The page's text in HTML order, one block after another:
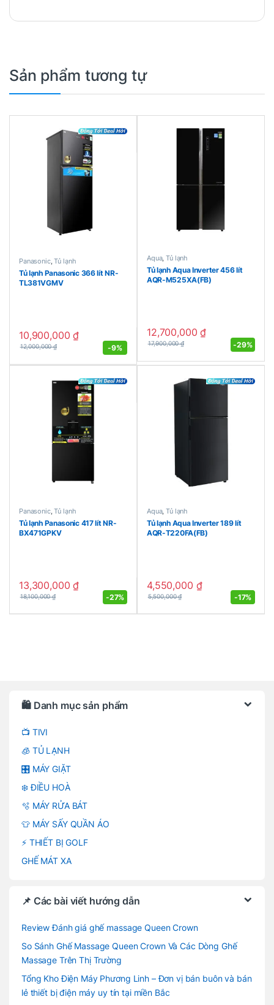
Sản phẩm tương tự
Panasonic,Tủ lạnh
Tủ lạnh Panasonic 366 lít NR-
TL381VGMV
10,900,000₫
12,000,000₫ -9%
Aqua,Tủ lạnh
Tủ lạnh Aqua Inverter 456 lít
AQR-M525XA(FB)
12,700,000₫
17,900,000₫ -29%
Panasonic,Tủ lạnh
Tủ lạnh Panasonic 417 lít NR-
BX471GPKV
13,300,000₫
18,100,000₫ -27%
Aqua,Tủ lạnh
Tủ lạnh Aqua Inverter 189 lít
AQR-T220FA(FB)
4,550,000 ₫
5,500,000₫ -17%
🛍️ Danh mục sản phẩm
📺 TIVI
🧊 TỦ LẠNH
🎛️ MÁY GIẶT
❄️ ĐIỀU HOÀ
🫧 MÁY RỬA BÁT
👕 MÁY SẤY QUẦN ÁO
⚡ THIẾT BỊ GOLF
GHẾ MÁT XA
📌 Các bài viết hướng dẫn
Review Đánh giá ghế massage Queen Crown
So Sánh Ghế Massage Queen Crown Và Các Dòng Ghế
Massage Trên Thị Trường
Tổng Kho Điện Máy Phương Linh – Đơn vị bán buôn và bán
lẻ thiết bị điện máy uy tín tại miền Bắc